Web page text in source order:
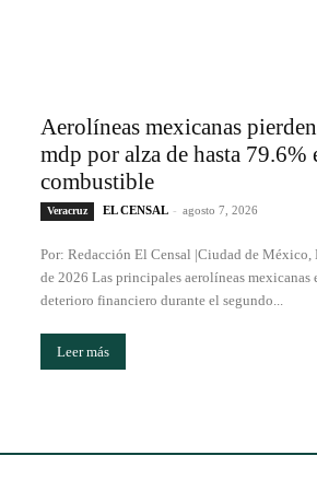
Aerolíneas mexicanas
mdp por alza de hasta 79.6%
combustible
Veracruz EL CENSAL - agosto 7, 2026
Por: Redacción El Censal |Ciudad de México,
de 2026 Las principales aerolíneas mexicanas
deterioro financiero durante el segundo...
Leer más